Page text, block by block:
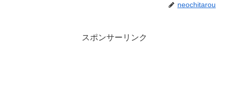
neochitarou
スポンサーリンク